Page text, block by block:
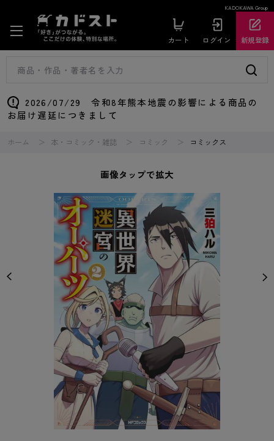
KADOKAWA Group
カート ログイン 新規登録
2026/07/29 令和8年熊本地震の影響による商品の
お届け遅延につきまして
ホーム 本・コミック・雑誌 コミック コミックス
画像タップで拡大